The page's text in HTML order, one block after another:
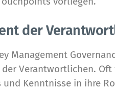
der
Management
Verantwortlichen. Oft
Kenntnisse in ihre